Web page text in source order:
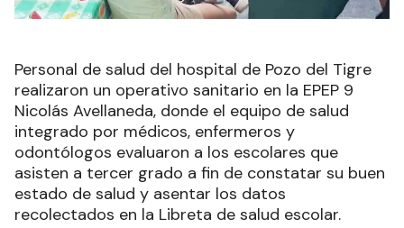
Personal de salud del hospital de Pozo del Tigre
realizaron un operativo sanitario en la EPEP 9
Nicolás Avellaneda, donde el equipo de salud
integrado por médicos, enfermeros y
odontólogos evaluaron a los escolares que
asisten a tercer grado a fin de constatar su buen
estado de salud y asentar los datos
recolectados en la Libreta de salud escolar.